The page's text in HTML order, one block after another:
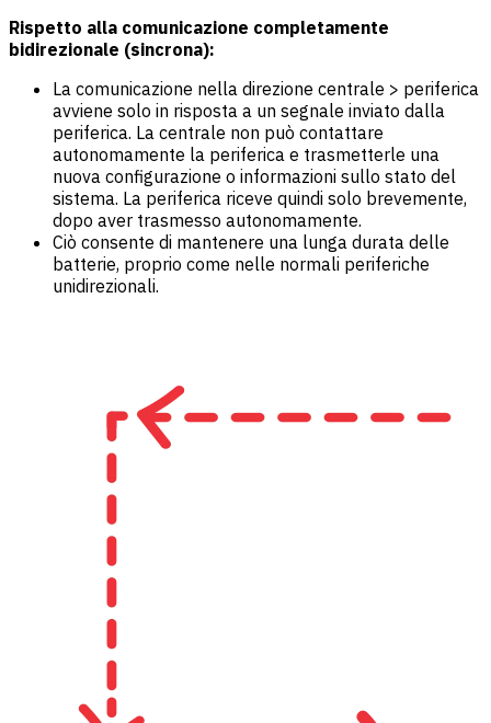
Rispetto alla comunicazione completamente
bidirezionale (sincrona):
La comunicazione nella direzione centrale > periferica
avviene solo in risposta a un segnale inviato dalla
periferica. La centrale non può contattare
autonomamente la periferica e trasmetterle una
nuova configurazione o informazioni sullo stato del
sistema. La periferica riceve quindi solo brevemente,
dopo aver trasmesso autonomamente.
Ciò consente di mantenere una lunga durata delle
batterie, proprio come nelle normali periferiche
unidirezionali.